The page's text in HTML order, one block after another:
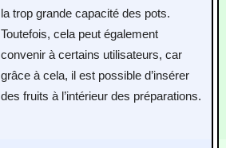
la trop grande capacité des pots.
Toutefois, cela peut également
convenir à certains utilisateurs, car
grâce à cela, il est possible d’insérer
des fruits à l’intérieur des préparations.